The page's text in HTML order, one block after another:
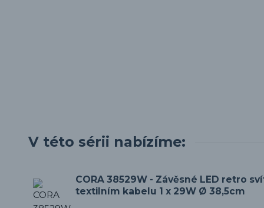
V této sérii nabízíme:
CORA 38529W - Závěsné LED retro
textilním kabelu 1 x 29W Ø 38,5cm